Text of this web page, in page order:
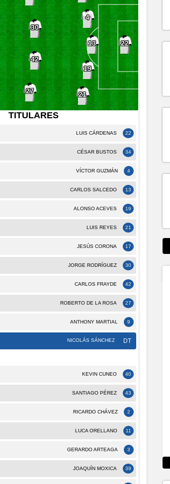
22
4
13
19
21
30
42
27
TITULARES
22
LUIS CÁRDENAS
34
CÉSAR BUSTOS
4
VÍCTOR GUZMÁN
13
CARLOS SALCEDO
19
ALONSO ACEVES
21
LUIS REYES
17
JESÚS CORONA
30
JORGE RODRÍGUEZ
42
CARLOS FRAYDE
27
ROBERTO DE LA ROSA
9
ANTHONY MARTIAL
DT
NICOLÁS SÁNCHEZ
40
KEVIN CUNEO
43
SANTIAGO PÉREZ
2
RICARDO CHÁVEZ
11
LUCA ORELLANO
3
GERARDO ARTEAGA
39
JOAQUÍN MOXICA